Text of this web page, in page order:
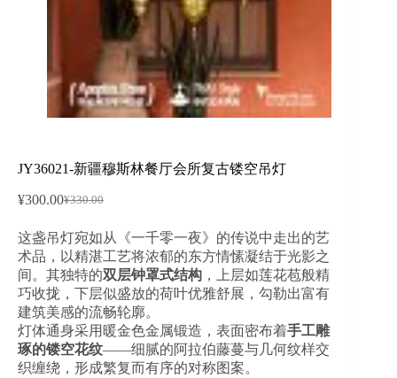
JY36021-新疆穆斯林餐厅会所复古镂空吊灯
¥330.00
原
为：
¥330.00。
¥300.00当
价
格
为：
¥300.00。
这盏吊灯宛如从《一千零一夜》的传说中走出的艺
术品，以精湛工艺将浓郁的东方情愫凝结于光影之
间。其独特的​​双层钟罩式结构​ ​，上层如莲花苞般精
巧收拢，下层似盛放的荷叶优雅舒展，勾勒出富有
建筑美感的流畅轮廓。
灯体通身采用暖金色金属锻造，表面密布着​​手工雕
琢的镂空花纹​​——细腻的阿拉伯藤蔓与几何纹样交
织缠绕，形成繁复而有序的对称图案。